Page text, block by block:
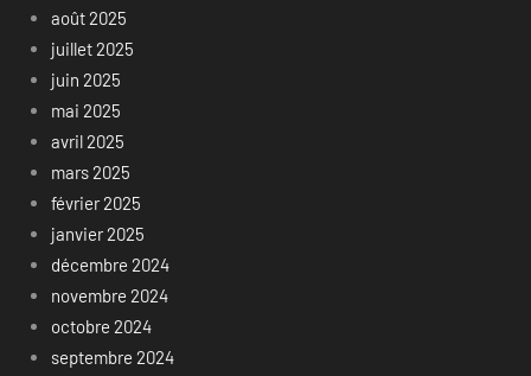
août 2025
juillet 2025
juin 2025
mai 2025
avril 2025
mars 2025
février 2025
janvier 2025
décembre 2024
novembre 2024
octobre 2024
septembre 2024